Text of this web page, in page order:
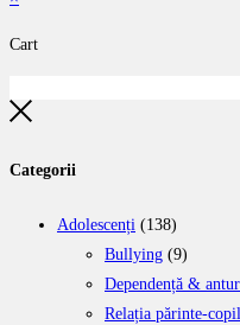
Cart
Categorii
Adolescenți (138)
Bullying (9)
Dependență &
Relația părinte-copil